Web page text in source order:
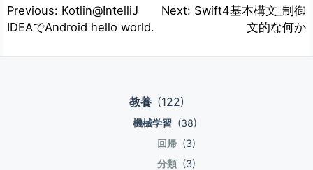
fun getItemId(position: Int): Long 指定し
た位置のアイテムに関するアプリケーション
specified position in the list. fun
getView(position:Int,convertView:
View?,parent: ViewGroup?): View 指定し
た位置のアイテムを表示するためのビューを
でSAMを実装したものを渡す、という とて
も長い記述になるのだけれども、仮想関数が
(今回の場合はArticleインスタンス)が渡る。
package
com.example.ikuty.myapplication import
android.support.v7.app.AppCompatActivity
https://github.com/bassaer/
null安全性の絶対的な安心感。これに尽き
投
稿
Previous: Kotlin@IntelliJ
IDEAでAndroid hello world.
Next: Swift4基本構文_制御
文的な何か
教養 (122)
機械学習 (38)
回帰 (3)
分類 (3)